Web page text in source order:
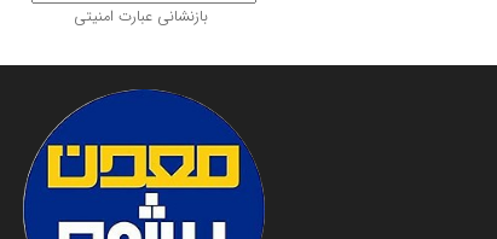
بازنشانی عبارت امنیتی